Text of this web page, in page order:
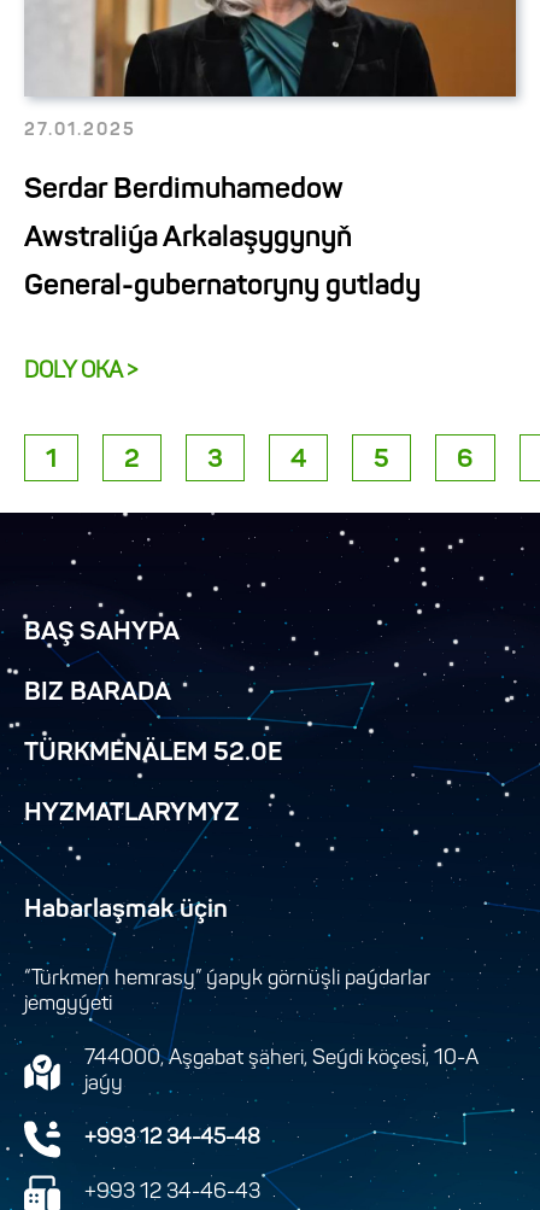
27.01.2025
Serdar Berdimuhamedow
Awstraliýa Arkalaşygynyň
General-gubernatoryny gutlady
DOLY OKA >
1 2 3 4 5 6
BAŞ SAHYPA
BIZ BARADA
TÜRKMENÄLEM 52.0E
HYZMATLARYMYZ
Habarlaşmak üçin
“Türkmen hemrasy” ýapyk görnüşli paýdarlar
jemgyýeti
744000, Aşgabat şäheri, Seýdi köçesi, 10-A
jaýy
+993 12 34-45-48
+993 12 34-46-43